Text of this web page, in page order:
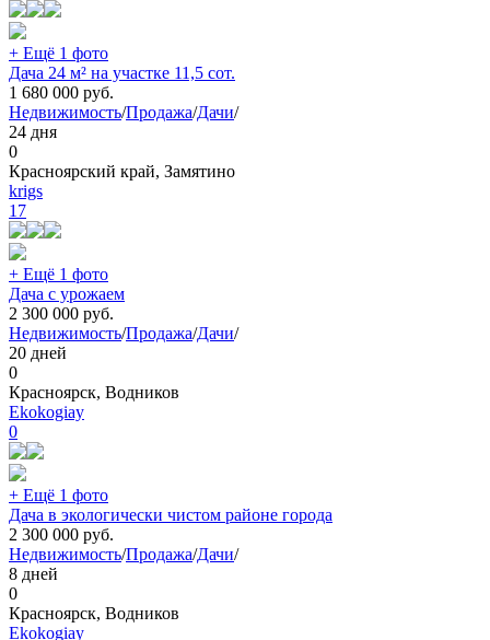
+ Ещё 1 фото
Дача 24 м² на участке 11,5 сот.
1 680 000 руб.
Недвижимость/Продажа/Дачи/
24 дня
0
Красноярский край, Замятино
krigs
17
+ Ещё 1 фото
Дача с урожаем
2 300 000 руб.
Недвижимость/Продажа/Дачи/
20 дней
0
Красноярск, Водников
Ekokogiay
0
+ Ещё 1 фото
Дача в экологически чистом районе города
2 300 000 руб.
Недвижимость/Продажа/Дачи/
8 дней
0
Красноярск, Водников
Ekokogiay